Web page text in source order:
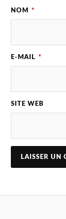
NOM *
E-MAIL *
SITE WEB